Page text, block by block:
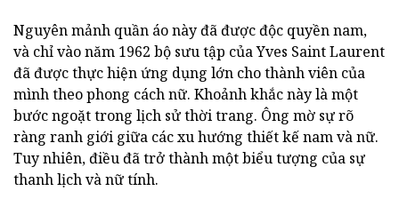
Nguyên mảnh quần áo này đã được độc quyền nam,
và chỉ vào năm 1962 bộ sưu tập của Yves Saint Laurent
đã được thực hiện ứng dụng lớn cho thành viên của
mình theo phong cách nữ. Khoảnh khắc này là một
bước ngoặt trong lịch sử thời trang. Ông mờ sự rõ
ràng ranh giới giữa các xu hướng thiết kế nam và nữ.
Tuy nhiên, điều đã trở thành một biểu tượng của sự
thanh lịch và nữ tính.